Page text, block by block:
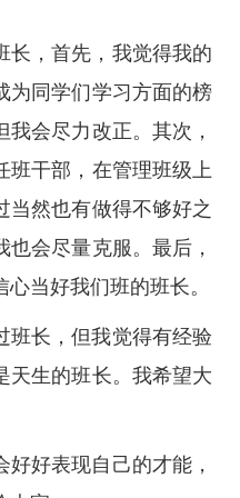
长，首先，我觉得我的
为同学们学习方面的榜
会尽力改正。其次，
班干部，在管理班级上
当然也有做得不够好之
会尽量克服。最后，
当好我们班的班长。
班长，但我觉得有经验
天生的班长。我希望大
好表现自己的才能，